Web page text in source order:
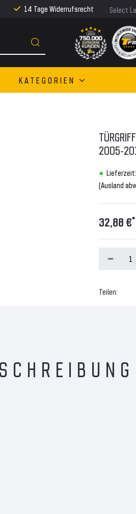
14 Tage Widerrufsrecht Select
KATEGORIEN
005-
(Ausland
32,88 €*
Teilen: